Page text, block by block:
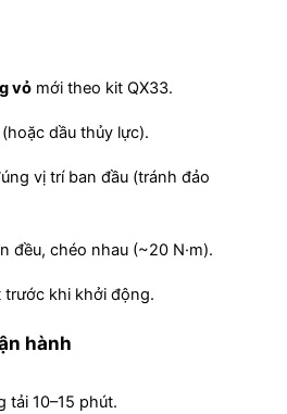
vỏ mới theo kit QX33.
dầu thủy lực).
vị trí ban đầu (tránh đảo
đều, chéo nhau (~20 N·m).
trước khi khởi động.
hành
tải 10–15 phút.